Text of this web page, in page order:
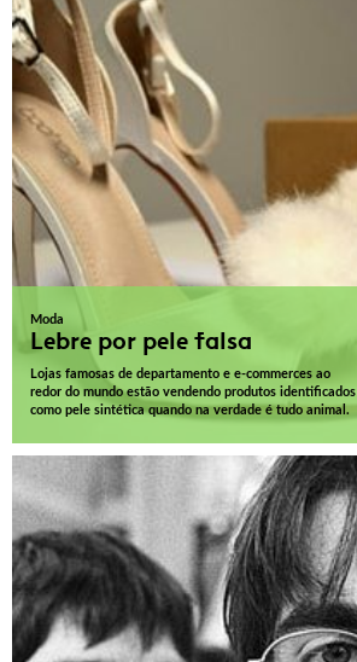
Moda
Lebre por pele falsa
Lojas famosas de departamento e e-commerces ao
redor do mundo estão vendendo produtos identificados
como pele sintética quando na verdade é tudo animal.